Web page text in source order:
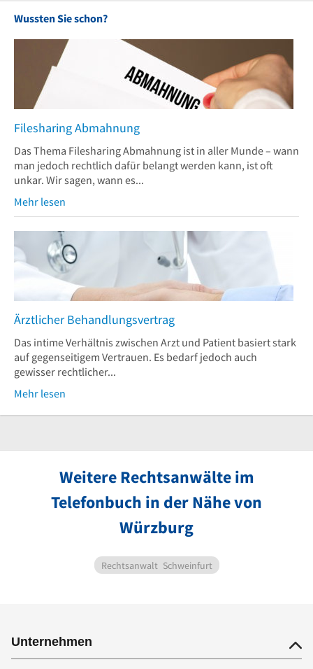
Wussten Sie schon?
Filesharing Abmahnung
Das Thema Filesharing Abmahnung ist in aller Munde – wann
man jedoch rechtlich dafür belangt werden kann, ist oft
unkar. Wir sagen, wann es...
Mehr lesen
Ärztlicher Behandlungsvertrag
Das intime Verhältnis zwischen Arzt und Patient basiert stark
auf gegenseitigem Vertrauen. Es bedarf jedoch auch
gewisser rechtlicher...
Mehr lesen
Weitere Rechtsanwälte im
Telefonbuch in der Nähe von
Würzburg
Rechtsanwalt Schweinfurt
Unternehmen